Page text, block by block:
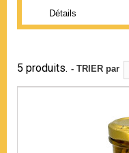
Détails
5 produits. - TRIER par